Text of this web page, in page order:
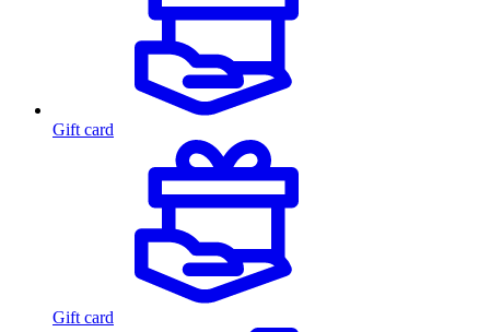
Gift card
Gift card